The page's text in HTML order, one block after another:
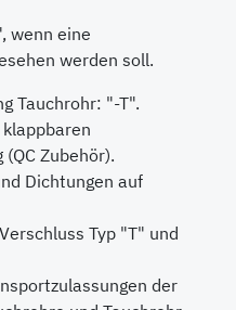
wenn eine
werden soll.
Tauchrohr: "-T".
Zubehör).
Dichtungen auf
Typ "T" und
der